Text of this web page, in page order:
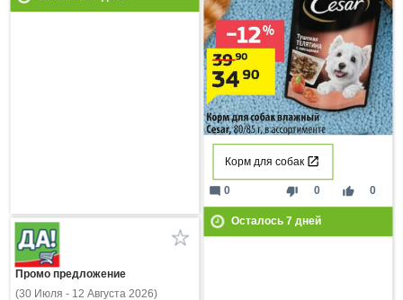
Корм для собак
thumb_down 0 thumb_up 0
mode_comment 0
Осталось 7дней
Промо предложение
(30 Июля - 12 Августа 2026)